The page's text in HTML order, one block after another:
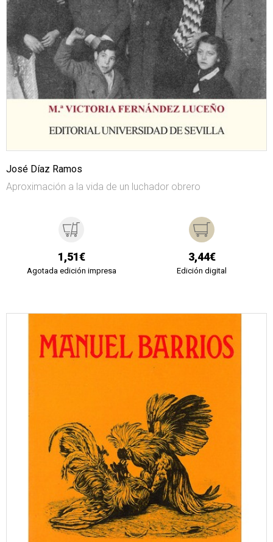
José Díaz Ramos
Aproximación a la vida de un luchador obrero
1,51€
Agotada edición impresa
3,44€
Edición digital